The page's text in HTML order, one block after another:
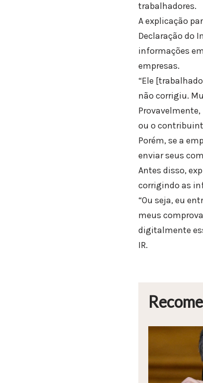
trabalhadores.
A explicação
Declaração do
informações
empresas.
“Ele
não corrigiu.
ou o
Porém, se a
enviar seus
Antes disso,
corrigindo as
“Ou seja, eu
meus
digitalmente
IR.